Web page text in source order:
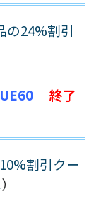
の24%割引
終了
割引クー
）